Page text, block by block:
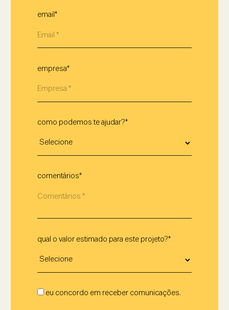
email*
empresa*
como podemos te ajudar?*
comentários*
qual o valor estimado para este projeto?*
eu concordo em receber comunicações.